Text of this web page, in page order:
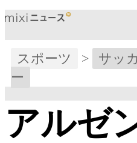
スポーツ >
サッカ
ー
アルゼ